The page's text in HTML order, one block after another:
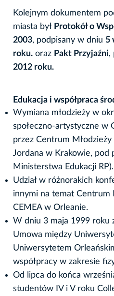
Kolejnym dokumentem
miasta był Protokół o
2003, podpisany w dniu 5
roku. oraz Pakt Przyjaźni,
2012 roku.
Edukacja i współpraca
Wymiana młodzieży w
społeczno-artystyczne w
przez Centrum
Jordana w Krakowie, pod
Ministerstwa Edukacji RP).
Udział w różnorakich
innymi na temat Centrum
CEMEA w Orleanie.
W dniu 3 maja 1999 roku
Umowa między
Uniwersytetem
współpracy w zakresie
Od lipca do końca
studentów IV i V roku